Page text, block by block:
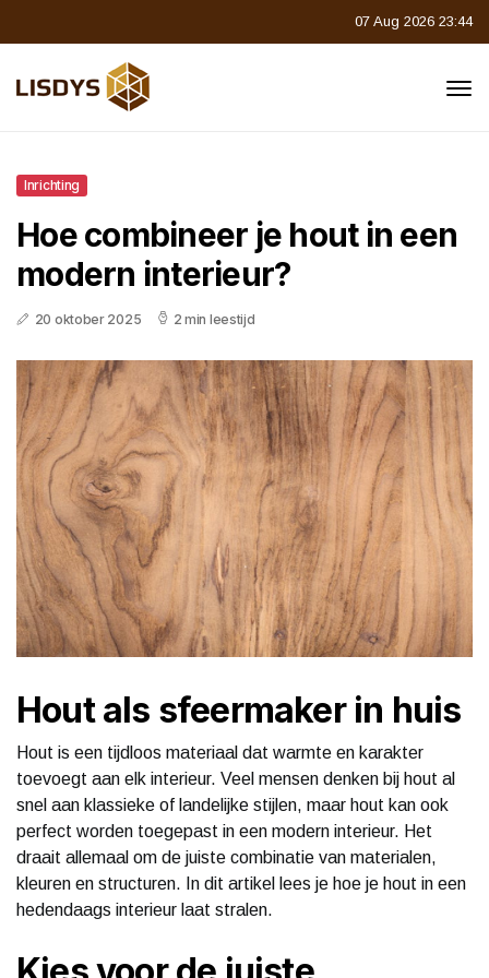
07 Aug 2026 23:44
Inrichting
Hoe combineer je hout in een
modern interieur?
20 oktober 2025 2 min leestijd
Hout als sfeermaker in huis
Hout is een tijdloos materiaal dat warmte en karakter
toevoegt aan elk interieur. Veel mensen denken bij hout al
snel aan klassieke of landelijke stijlen, maar hout kan ook
perfect worden toegepast in een modern interieur. Het
draait allemaal om de juiste combinatie van materialen,
kleuren en structuren. In dit artikel lees je hoe je hout in een
hedendaags interieur laat stralen.